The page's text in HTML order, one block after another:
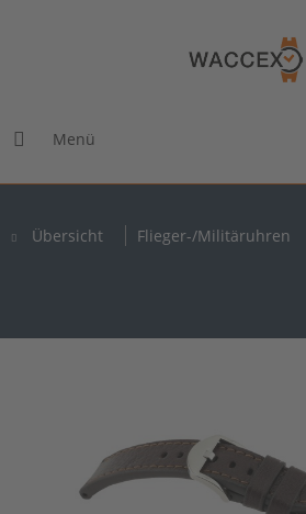
Menü
Übersicht Flieger-/Militäruhren